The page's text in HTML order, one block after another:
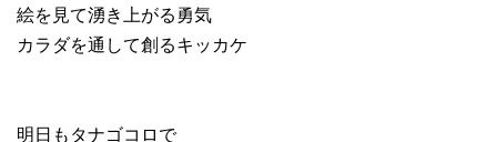
絵を見て湧き上がる勇気
カラダを通して創るキッカケ
明日もタナゴコロで